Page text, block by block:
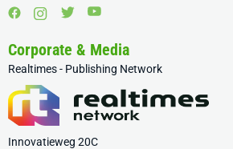
Corporate & Media
Realtimes - Publishing Network
Innovatieweg 20C